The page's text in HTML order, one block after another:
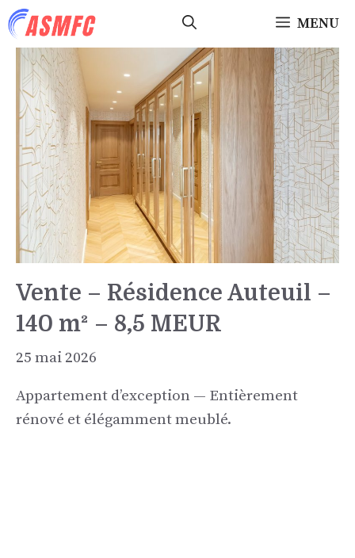
Aller
au
contenu
MENU
Vente – Résidence Auteuil –
140 m² – 8,5 MEUR
25 mai 2026
Appartement d’exception — Entièrement
rénové et élégamment meublé.